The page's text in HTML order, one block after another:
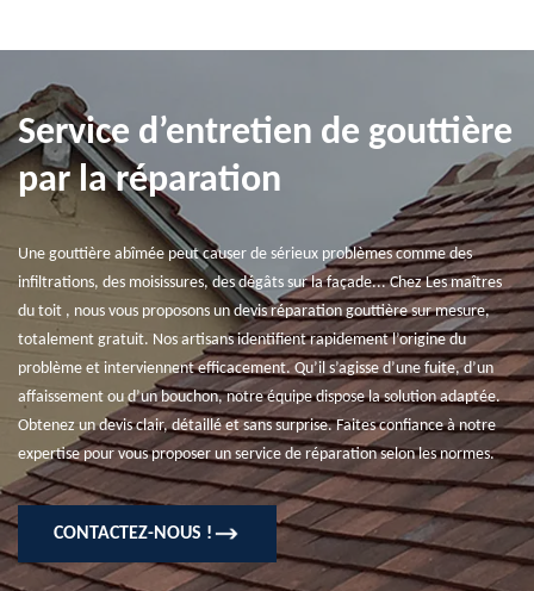
Service d’entretien de gouttière
par la réparation
Une gouttière abîmée peut causer de sérieux problèmes comme des
infiltrations, des moisissures, des dégâts sur la façade... Chez Les maîtres
du toit , nous vous proposons un devis réparation gouttière sur mesure,
totalement gratuit. Nos artisans identifient rapidement l’origine du
problème et interviennent efficacement. Qu’il s’agisse d’une fuite, d’un
affaissement ou d’un bouchon, notre équipe dispose la solution adaptée.
Obtenez un devis clair, détaillé et sans surprise. Faites confiance à notre
expertise pour vous proposer un service de réparation selon les normes.
CONTACTEZ-NOUS !